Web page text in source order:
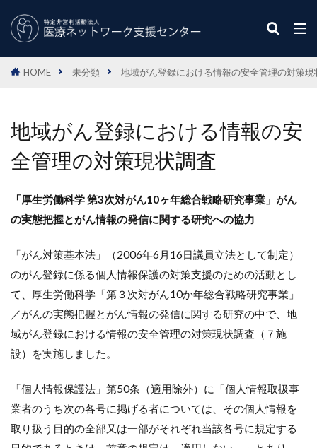
HOME 未分類 地域がん登録における情報の安全管理の対策現
地域がん登録における情報の安
全管理の対策現状調査
「厚生労働科学 第3次対がん10ヶ年総合戦略研究事業」がん
の実態把握とがん情報の発信に関する研究への協力
「がん対策基本法」（2006年6月16日議員立法として制定）
のがん登録に係る個人情報保護の対策支援のための活動とし
て、厚生労働科学「第３次対がん10か年総合戦略研究事業」
／がんの実態把握とがん情報の発信に関する研究の中で、地
域がん登録における情報の安全管理の対策現状調査（７施
設）を実施しました。
「個人情報保護法」第50条（適用除外）に「個人情報取扱事
業者のうち次の各号に掲げる者については、その個人情報を
取り扱う目的の全部又は一部がそれぞれ当該各号に規定する